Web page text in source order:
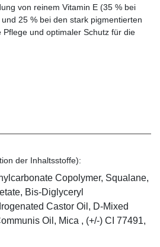
von reinem Vitamin E (35 % bei
25 % bei den stark pigmentierten
und optimaler Schutz für die
der Inhaltsstoffe):
Copolymer, Squalane,
Bis-Diglyceryl
Castor Oil, D-Mixed
Oil, Mica , (+/-) CI 77491,